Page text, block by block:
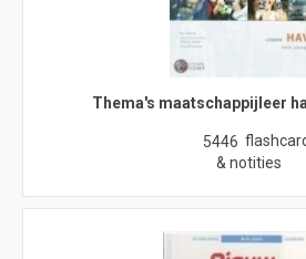
Thema's maatschappijleer
5446
& notities